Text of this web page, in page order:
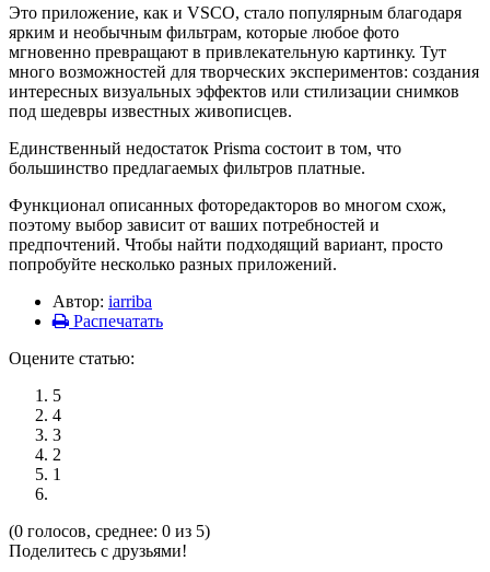
Это приложение, как и VSCO, стало популярным благодаря
ярким и необычным фильтрам, которые любое фото
мгновенно превращают в привлекательную картинку. Тут
много возможностей для творческих экспериментов: создания
интересных визуальных эффектов или стилизации снимков
под шедевры известных живописцев.
Единственный недостаток Prisma состоит в том, что
большинство предлагаемых фильтров платные.
Функционал описанных фоторедакторов во многом схож,
поэтому выбор зависит от ваших потребностей и
предпочтений. Чтобы найти подходящий вариант, просто
попробуйте несколько разных приложений.
Автор: iarriba
Распечатать
Оцените статью:
5
4
3
2
1
(0 голосов, среднее: 0 из 5)
Поделитесь с друзьями!